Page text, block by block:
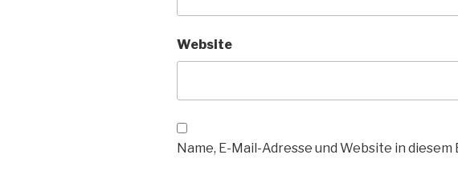
Website
Name, E-Mail-Adresse und Website in